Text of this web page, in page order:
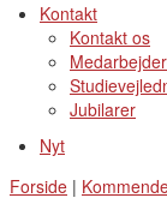
Kontakt
Kontakt os
Jubilarer
Nyt
Forside |